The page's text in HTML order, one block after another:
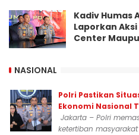
Kadiv Humas
Laporkan
Center
NASIONAL
Polri Pastikan
Ekonomi Nasional
Jakarta – Polri
ketertiban